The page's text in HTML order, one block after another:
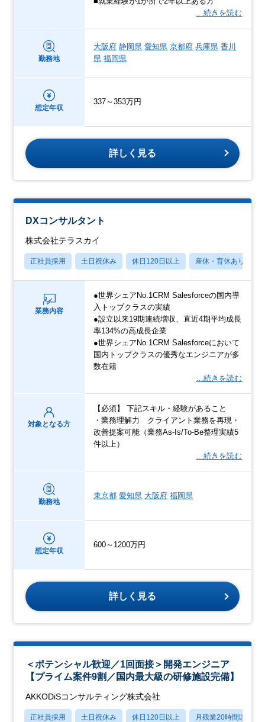
…続きを読む
勤務地
大阪府 静岡県 愛知県 京都府 兵庫県 香川
県 福岡県
想定年収
337～353万円
詳しく見る
DXコンサルタント
株式会社テラスカイ
正社員採用 土日祝休み 休日120日以上 産休・育休あり
業務内容
●世界シェアNo.1CRM Salesforceの国内導
入トップクラスの実績
●設立以来19期連続増収、直近4期平均成長
率134%の高成長企業
●世界シェアNo.1CRM Salesforceにおいて
国内トップクラスの優秀なエンジニアが多
数在籍
…続きを読む
対象となる方
【必須】 下記スキル・経験があること
・業務理解力 クライアント業務を再現・
改善提案可能（業務As-Is/To-Be整理実績5
件以上）
…続きを読む
勤務地
東京都 愛知県 大阪府 福岡県
想定年収
600～1200万円
詳しく見る
＜ポテンシャル歓迎／1回面接＞開発エンジニア
【プライム案件9割／国内最大級の研修施設完備】
AKKODiSコンサルティング株式会社
正社員採用 土日祝休み 休日120日以上 月残業20時間以内